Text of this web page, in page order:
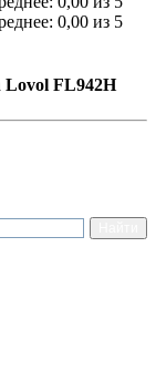
Lovol FL942H